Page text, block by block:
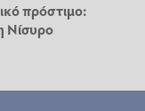
πρόστιμο:
Νίσυρο